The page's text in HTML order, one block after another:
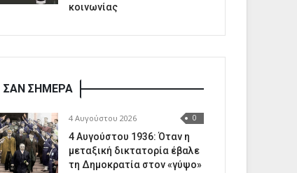
κοινωνίας
ΣΑΝ ΣΗΜΕΡΑ
4 Αυγούστου 2026 0
4 Αυγούστου 1936: Όταν η
μεταξική δικτατορία έβαλε
τη Δημοκρατία στον «γύψο»